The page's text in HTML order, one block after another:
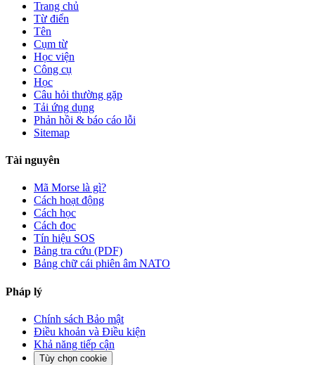
Trang chủ
Từ điển
Tên
Cụm từ
Học viện
Công cụ
Học
Câu hỏi thường gặp
Tải ứng dụng
Phản hồi & báo cáo lỗi
Sitemap
Tài nguyên
Mã Morse là gì?
Cách hoạt động
Cách học
Cách đọc
Tín hiệu SOS
Bảng tra cứu (PDF)
Bảng chữ cái phiên âm NATO
Pháp lý
Chính sách Bảo mật
Điều khoản và Điều kiện
Khả năng tiếp cận
Tùy chọn cookie